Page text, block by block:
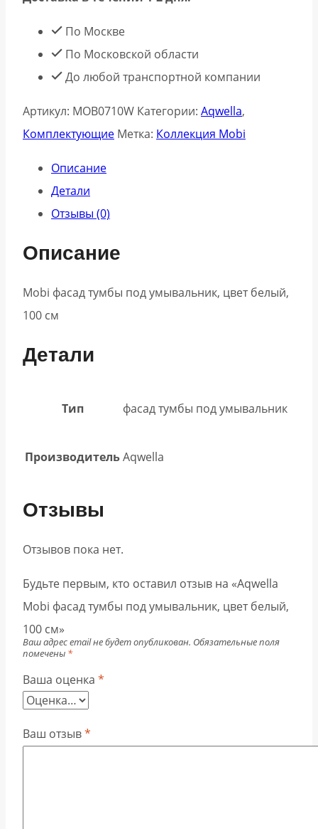
По Москве
По Московской области
До любой транспортной компании
Артикул: MOB0710W Категории: Aqwella,
Комплектующие Метка: Коллекция Mobi
Описание
Детали
Отзывы (0)
Описание
Mobi фасад тумбы под умывальник, цвет белый,
100 см
Детали
Тип фасад тумбы под умывальник
ПроизводительAqwella
Отзывы
Отзывов пока нет.
Будьте первым, кто оставил отзыв на «Aqwella
Mobi фасад тумбы под умывальник, цвет белый,
100 см»
Ваш адрес email не будет опубликован. Обязательные поля
помечены *
Ваша оценка *
Ваш отзыв*